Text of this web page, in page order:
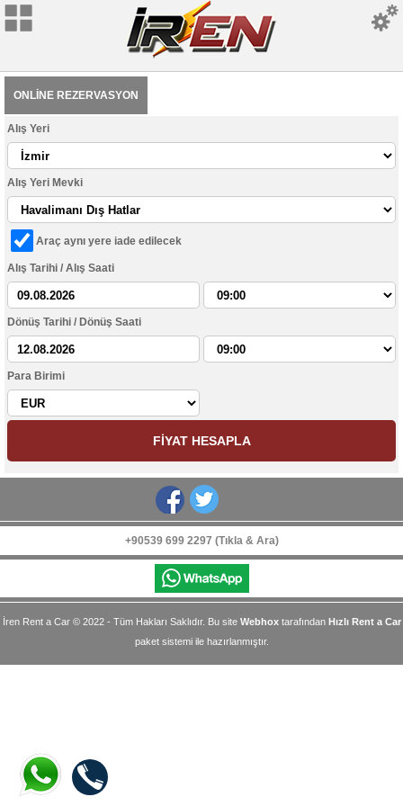
ONLİNE REZERVASYON
Alış Yeri
Alış Yeri Mevki
Araç aynı yere iade edilecek
Alış Tarihi / Alış Saati
Dönüş Tarihi / Dönüş Saati
Para Birimi
+90539 699 2297 (Tıkla & Ara)
İren Rent a Car © 2022 - Tüm Hakları Saklıdır. Bu site Webhoxtarafından Hızlı Rent a Car
paket sistemi ile hazırlanmıştır.